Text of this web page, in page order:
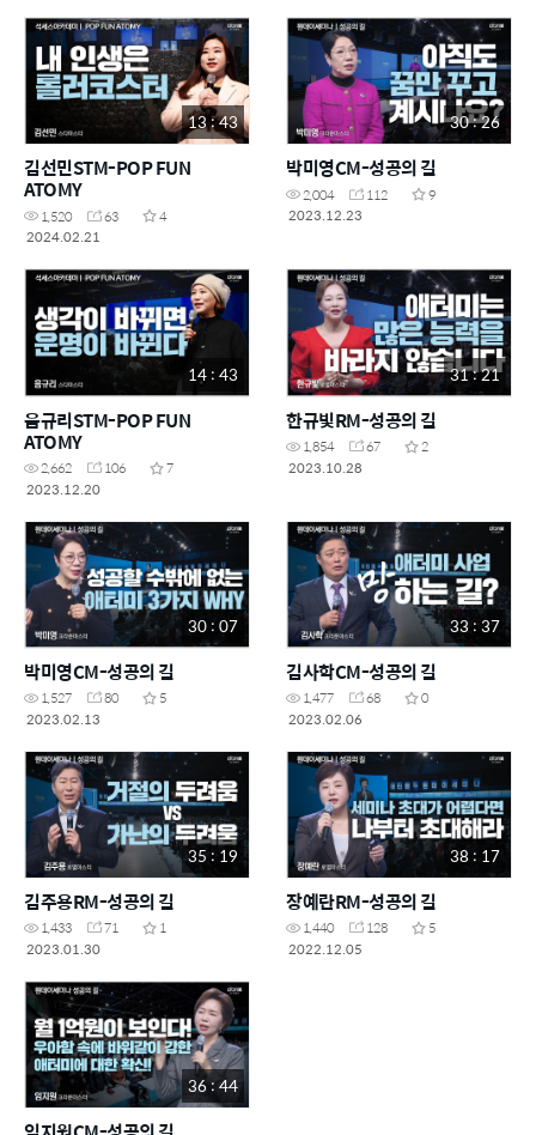
13 : 43
김선민STM-POP FUN
ATOMY
1,520 63
4
2024.02.21
30 : 26
박미영CM-성공의 길
2,004 112
9
2023.12.23
14 : 43
음규리STM-POP FUN
ATOMY
2,662 106
7
2023.12.20
31 : 21
한규빛RM-성공의 길
1,854 67
2
2023.10.28
30 : 07
박미영CM-성공의 길
1,527 80
5
2023.02.13
33 : 37
김사학CM-성공의 길
1,477 68
0
2023.02.06
35 : 19
김주용RM-성공의 길
1,433 71
1
2023.01.30
38 : 17
장예란RM-성공의 길
1,440 128
5
2022.12.05
36 : 44